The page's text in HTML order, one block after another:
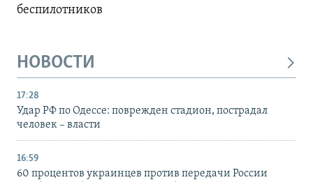
беспилотников
НОВОСТИ
17:28
Удар РФ по Одессе: поврежден стадион, пострадал
человек – власти
16:59
60 процентов украинцев против передачи России